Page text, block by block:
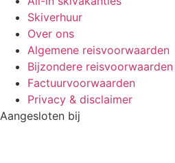
Skiverhuur
Over ons
Algemene reisvoorwaarden
Bijzondere reisvoorwaarden
Factuurvoorwaarden
Privacy & disclaimer
Aangesloten bij